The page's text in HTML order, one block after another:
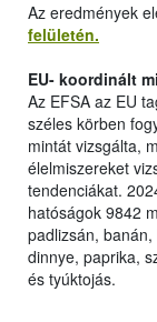
Az eredmények
felületén.
EU- koordinált
Az EFSA az EU
széles körben
mintát vizsgálta,
élelmiszereket
tendenciákat.
hatóságok 9842
padlizsán,
dinnye, paprika,
és tyúktojás.